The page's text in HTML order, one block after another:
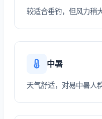
较适合垂钓，但风力稍
中暑
天气舒适，对易中暑人